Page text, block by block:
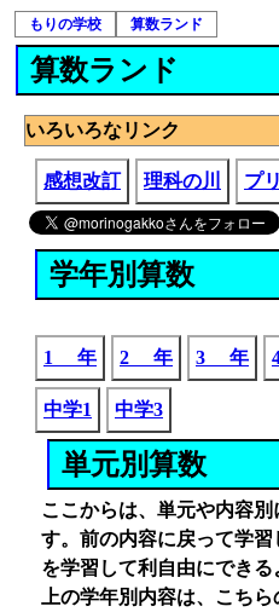
もりの学校 算数ランド
算数ランド
いろいろなリンク
感想改訂 理科の川 プ
学年別算数
1 年 2 年 3 年
中学1 中学3
単元別算数
ここからは、単元や内容
す。前の内容に戻って学
を学習して利自由にできる
上の学年別内容は、こち